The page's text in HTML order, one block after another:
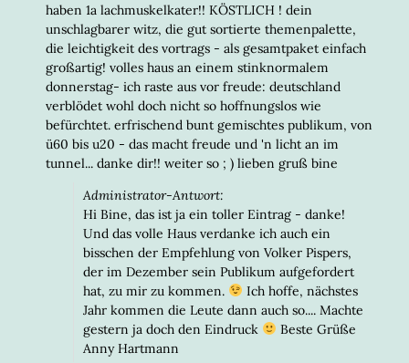
haben 1a lachmuskelkater!! KÖSTLICH ! dein
unschlagbarer witz, die gut sortierte themenpalette,
die leichtigkeit des vortrags - als gesamtpaket einfach
großartig! volles haus an einem stinknormalem
donnerstag- ich raste aus vor freude: deutschland
verblödet wohl doch nicht so hoffnungslos wie
befürchtet. erfrischend bunt gemischtes publikum, von
ü60 bis u20 - das macht freude und 'n licht an im
tunnel... danke dir!! weiter so ; ) lieben gruß bine
Administrator-Antwort:
Hi Bine, das ist ja ein toller Eintrag - danke!
Und das volle Haus verdanke ich auch ein
bisschen der Empfehlung von Volker Pispers,
der im Dezember sein Publikum aufgefordert
hat, zu mir zu kommen.
Ich hoffe, nächstes
Jahr kommen die Leute dann auch so.... Machte
gestern ja doch den Eindruck
Beste Grüße
Anny Hartmann